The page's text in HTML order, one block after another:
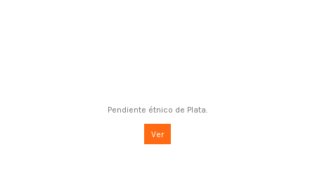
Pendiente étnico de Plata.
Ver